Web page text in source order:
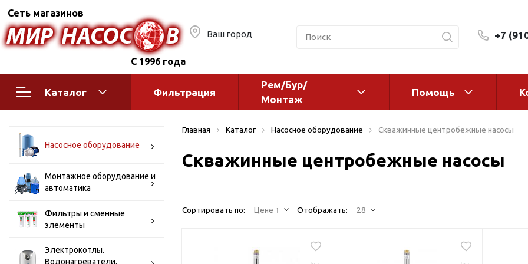
Сеть магазинов
С 1996 года
Ваш город +7
Каталог
Поверхностные насосы
Бытовые
Горизонтальные
многоступенчатые
многоступенчатые
моноблочные
Полив
водоснабжения
Оголовки и адаптеры
Комплектующие
Магистральные фильтры
Фильтрация
Рем/Бур/
Монтаж
Помощь
Насосное оборудование
Монтажное оборудование и
автоматика
Фильтры и сменные
элементы
Электрокотлы.
Водонагреватели.
Главная Каталог Насосное оборудование Скважинные центробежные насосы
Скважинные центробежные насосы
Сортировать по: Цене ↑ Отображать: 28